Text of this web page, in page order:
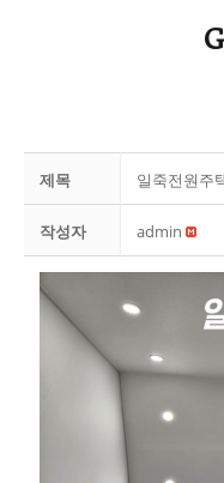
제목 일죽전원주
작성자 admin